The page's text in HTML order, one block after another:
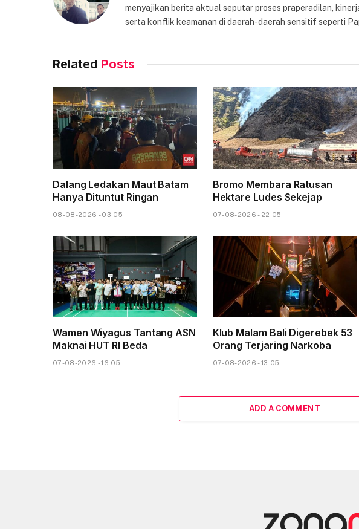
menyajikan berita aktual seputar proses praperadilan,
serta konflik keamanan di daerah-daerah sensitif seperti
Related Posts
Dalang Ledakan Maut Batam
Hanya Dituntut Ringan
08-08-2026 - 03.05
Bromo Membara Ratusan
Hektare Ludes Sekejap
07-08-2026 - 22.05
Wamen Wiyagus Tantang ASN
Maknai HUT RI Beda
07-08-2026 - 16.05
Klub Malam Bali Digerebek 53
Orang Terjaring Narkoba
07-08-2026 - 13.05
ADD A COMMENT